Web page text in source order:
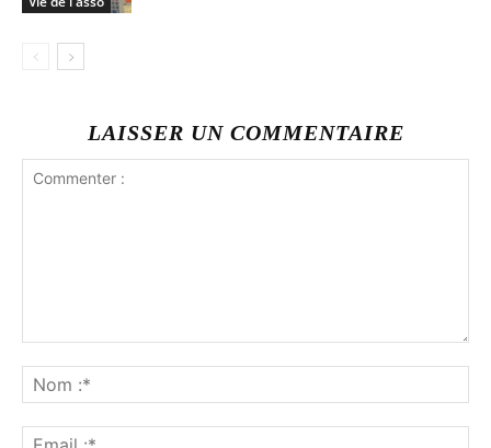
LAISSER UN COMMENTAIRE